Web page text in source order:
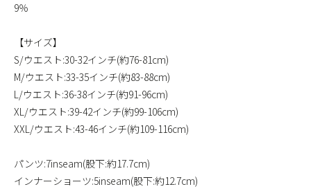
9％
【サイズ】
S/ウエスト:30-32インチ(約76-81cm)
M/ウエスト:33-35インチ(約83-88cm)
L/ウエスト:36-38インチ(約91-96cm)
XL/ウエスト:39-42インチ(約99-106cm)
XXL/ウエスト:43-46インチ(約109-116cm)
パンツ:7inseam(股下:約17.7cm)
インナーショーツ:5inseam(股下:約12.7cm)